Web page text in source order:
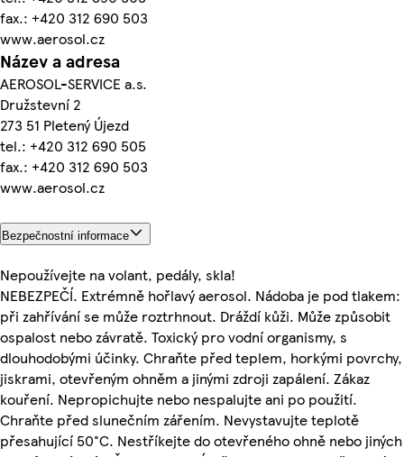
fax.: +420 312 690 503
www.aerosol.cz
Název a adresa
AEROSOL-SERVICE a.s.
Družstevní 2
273 51 Pletený Újezd
tel.: +420 312 690 505
fax.: +420 312 690 503
www.aerosol.cz
Bezpečnostní informace
Nepoužívejte na volant, pedály, skla!
NEBEZPEČÍ. Extrémně hořlavý aerosol. Nádoba je pod tlakem:
při zahřívání se může roztrhnout. Dráždí kůži. Může způsobit
ospalost nebo závratě. Toxický pro vodní organismy, s
dlouhodobými účinky. Chraňte před teplem, horkými povrchy,
jiskrami, otevřeným ohněm a jinými zdroji zapálení. Zákaz
kouření. Nepropichujte nebo nespalujte ani po použití.
Chraňte před slunečním zářením. Nevystavujte teplotě
přesahující 50°C. Nestříkejte do otevřeného ohně nebo jiných